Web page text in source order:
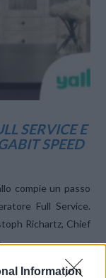
Information
SERVICE E
SPEED
compie un passo
Full Service.
Richartz, Chief
…